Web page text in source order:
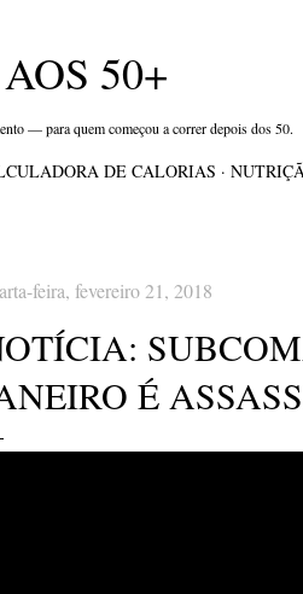
50+
— para quem começou a correr depois dos 50.
DE CALORIAS
feira, fevereiro 21, 2018
É